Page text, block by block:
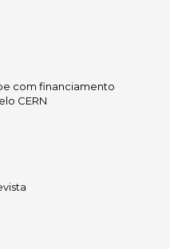
com financiamento
CERN